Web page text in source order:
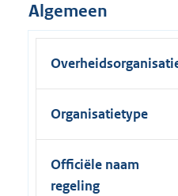
Algemeen
Organisatietype
Officiële naam
regeling